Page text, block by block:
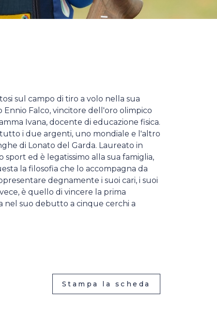
sul campo di tiro a volo nella sua
Ennio Falco, vincitore dell'oro olimpico
Ivana, docente di educazione fisica.
i due argenti, uno mondiale e l'altro
di Lonato del Garda. Laureato in
ed è legatissimo alla sua famiglia,
la filosofia che lo accompagna da
degnamente i suoi cari, i suoi
è quello di vincere la prima
nel suo debutto a cinque cerchi a
Stampa la scheda